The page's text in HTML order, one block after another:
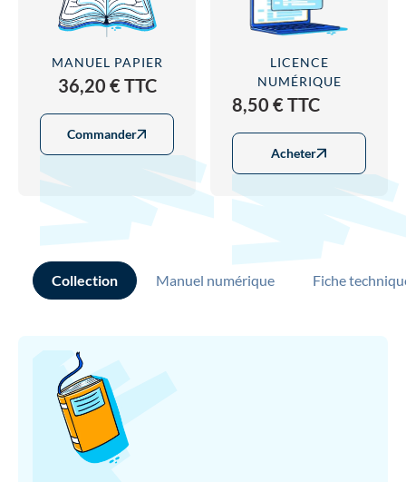
MANUEL PAPIER
36,20 € TTC
Commander
LICENCE
NUMÉRIQUE
8,50 € TTC
Acheter
Collection Manuel numérique Fiche